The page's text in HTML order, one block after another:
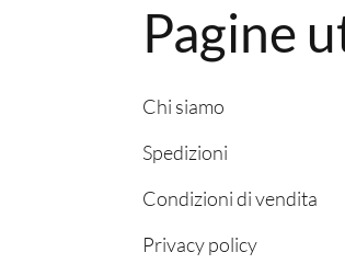
Pagine
Chi siamo
Spedizioni
Condizioni di vendita
Privacy policy